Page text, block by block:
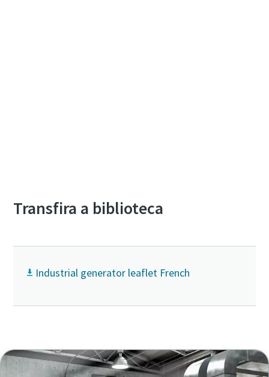
Transfira a biblioteca
Industrial generator leaflet French